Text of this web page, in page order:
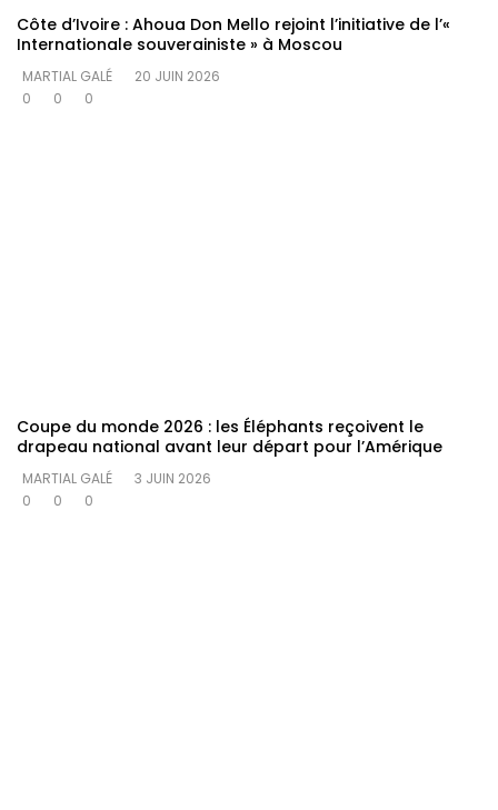
Côte d’Ivoire : Ahoua Don Mello rejoint l’initiative de l’«
Internationale souverainiste » à Moscou
MARTIAL GALÉ
20 JUIN 2026
0
0 0
Coupe du monde 2026 : les Éléphants reçoivent le
drapeau national avant leur départ pour l’Amérique
MARTIAL GALÉ
3 JUIN 2026
0
0 0